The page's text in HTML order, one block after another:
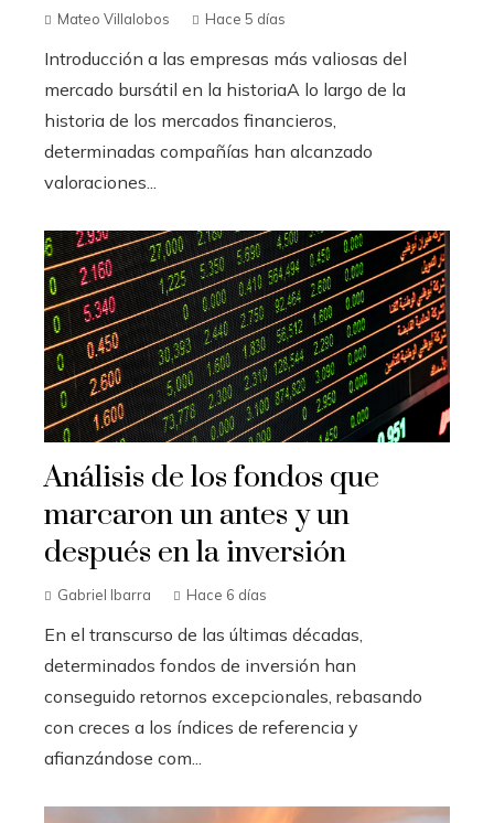
Mateo Villalobos Hace 5 días
Introducción a las empresas más valiosas del
mercado bursátil en la historiaA lo largo de la
historia de los mercados financieros,
determinadas compañías han alcanzado
valoraciones...
Análisis de los fondos que
marcaron un antes y un
después en la inversión
Gabriel Ibarra Hace 6 días
En el transcurso de las últimas décadas,
determinados fondos de inversión han
conseguido retornos excepcionales, rebasando
con creces a los índices de referencia y
afianzándose com...